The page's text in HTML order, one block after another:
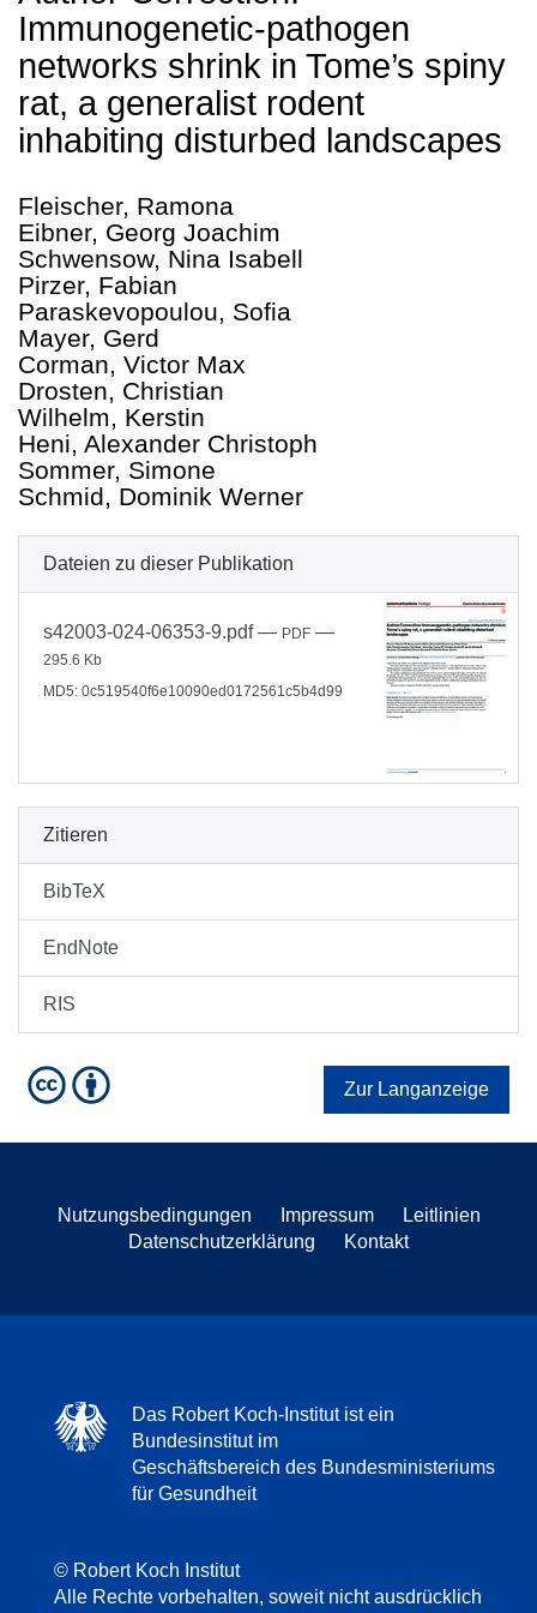
Immunogenetic-pathogen
networks shrink in Tome’s spiny
rat, a generalist rodent
inhabiting disturbed landscapes
Fleischer, Ramona
Eibner, Georg Joachim
Schwensow, Nina Isabell
Pirzer, Fabian
Paraskevopoulou, Sofia
Mayer, Gerd
Corman, Victor Max
Drosten, Christian
Wilhelm, Kerstin
Heni, Alexander Christoph
Sommer, Simone
Schmid, Dominik Werner
Dateien zu dieser Publikation
s42003-024-06353-9.pdf— PDF —
295.6 Kb
MD5: 0c519540f6e10090ed0172561c5b4d99
Zitieren
BibTeX
EndNote
RIS
Zur Langanzeige
Nutzungsbedingungen Impressum
Leitlinien
Datenschutzerklärung
Kontakt
Das Robert Koch-Institut ist ein
Bundesinstitut im
Geschäftsbereich des Bundesministeriums
für Gesundheit
© Robert Koch Institut
Alle Rechte vorbehalten, soweit nicht ausdrücklich